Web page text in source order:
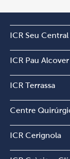
ICR Seu
ICR Pau Alcover
ICR Terrassa
Centre
ICR Cerignola